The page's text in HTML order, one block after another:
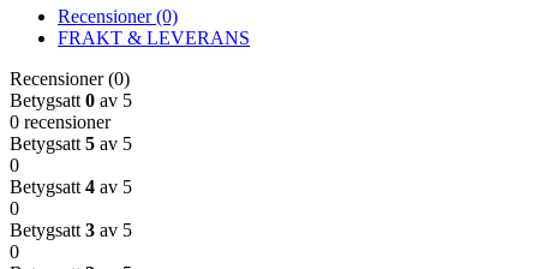
Recensioner (0)
FRAKT & LEVERANS
Recensioner (0)
Betygsatt 0 av 5
0 recensioner
Betygsatt 5 av 5
0
Betygsatt 4 av 5
0
Betygsatt 3 av 5
0